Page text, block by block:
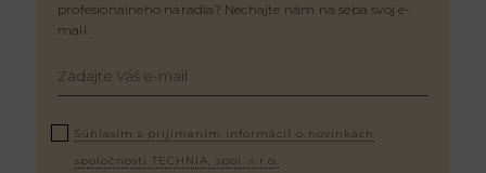
profesionálneho náradia? Nechajte nám na seba svoj e-
mail.
Súhlasím s prijímaním informácií o novinkách
spoločnosti TECHNIA, spol. s r.o.